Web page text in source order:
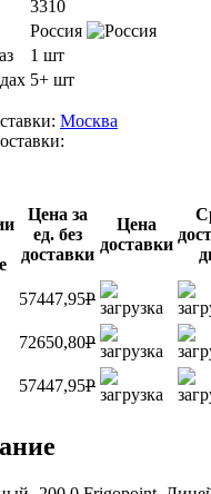
3310
Россия
1 шт
5+ шт
Москва
Цена за
ед. без
доставки
Цена
доставки
57447,95P
72650,80P
57447,95P